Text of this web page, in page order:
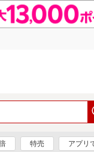
特売 アプリ